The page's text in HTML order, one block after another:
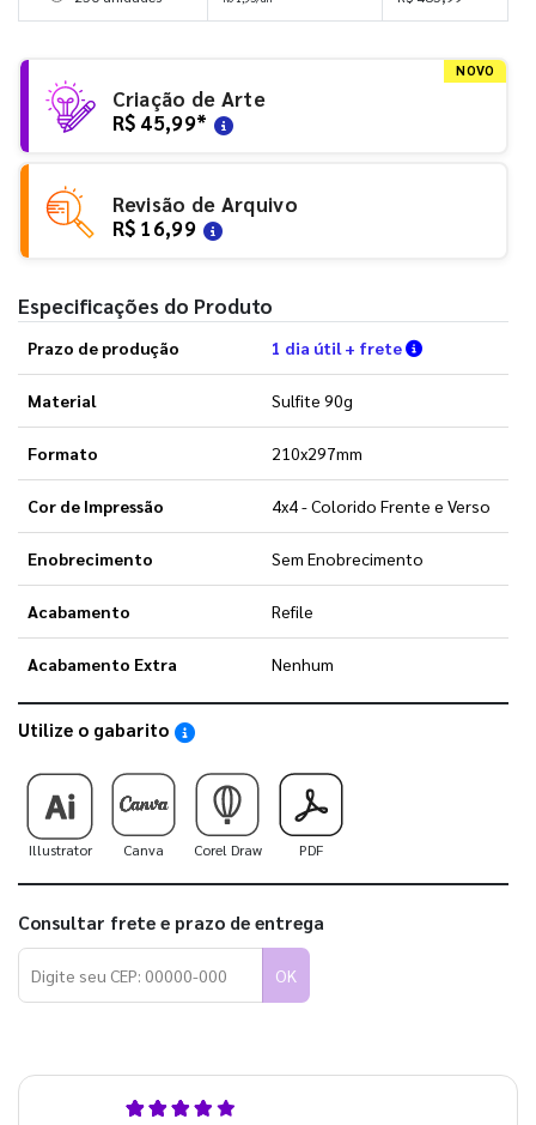
NOVO
Criação de Arte
R$ 45,99*
Revisão de Arquivo
R$ 16,99
Especificações do Produto
Prazo de produção 1 dia útil + frete Verifique as
Material Sulfite 90g
Formato 210x297mm
Cor de Impressão 4x4 - Colorido Frente e Verso
Enobrecimento Sem Enobrecimento
Acabamento Refile
Acabamento Extra Nenhum
Utilize o gabarito Saiba como utilizar os nossos gabaritos
Illustrator Canva Corel Draw PDF
Consultar frete e prazo de entrega
OK